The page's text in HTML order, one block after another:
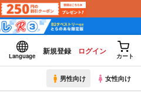
Language
新規登録 ログイン
カート
男性向け 女性向け